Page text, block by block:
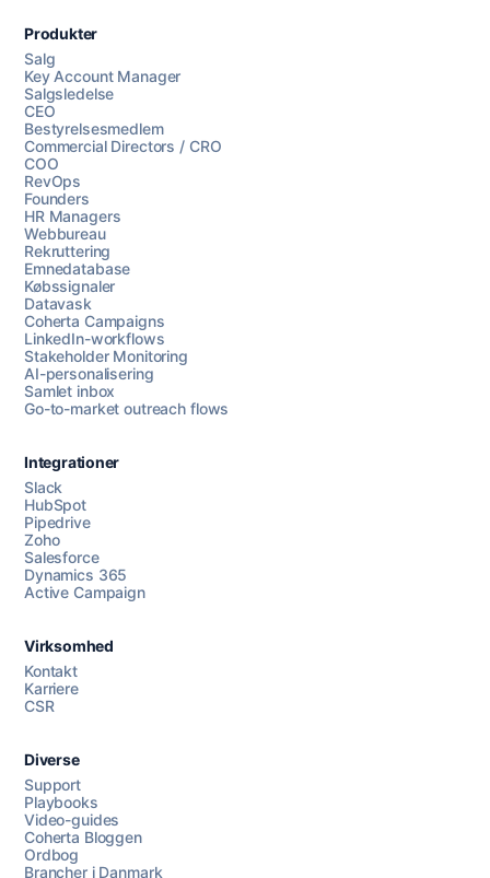
Chat med os
AI Campaign Assist
Produkter
Salg
Key Account Manager
Salgsledelse
CEO
Bestyrelsesmedlem
Commercial Directors / CRO
COO
RevOps
Founders
HR Managers
Webbureau
Rekruttering
Emnedatabase
Købssignaler
Datavask
Coherta Campaigns
LinkedIn-workflows
Stakeholder Monitoring
AI-personalisering
Samlet inbox
Go-to-market outreach flows
Integrationer
Slack
HubSpot
Pipedrive
Zoho
Salesforce
Dynamics 365
Active Campaign
Virksomhed
Kontakt
Karriere
CSR
Diverse
Support
Playbooks
Video-guides
Coherta Bloggen
Ordbog
Brancher i Danmark